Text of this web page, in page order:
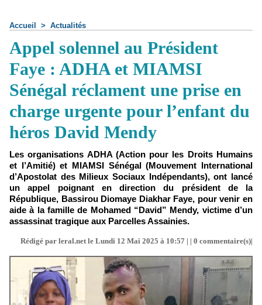
Accueil > Actualités
Appel solennel au Président
Faye : ADHA et MIAMSI
Sénégal réclament une prise en
charge urgente pour l’enfant du
héros David Mendy
Les organisations ADHA (Action pour les Droits Humains
et l’Amitié) et MIAMSI Sénégal (Mouvement International
d’Apostolat des Milieux Sociaux Indépendants), ont lancé
un appel poignant en direction du président de la
République, Bassirou Diomaye Diakhar Faye, pour venir en
aide à la famille de Mohamed “David” Mendy, victime d’un
assassinat tragique aux Parcelles Assainies.
Rédigé par leral.net le Lundi 12 Mai 2025 à 10:57 | | 0 commentaire(s)|